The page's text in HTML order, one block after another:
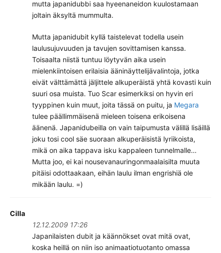
mutta japanidubbi saa hyeenaneidon kuulostamaan
joltain äksyltä mummulta.
Mutta japanidubit kyllä taistelevat todella usein
laulusujuvuuden ja tavujen sovittamisen kanssa.
Toisaalta niistä tuntuu löytyvän aika usein
mielenkiintoisen erilaisia ääninäyttelijävalintoja, jotka
eivät välttämättä jäljittele alkuperäistä yhtä kovasti kuin
suuri osa muista. Tuo Scar esimerkiksi on hyvin eri
tyyppinen kuin muut, joita tässä on puitu, ja Megara
tulee päällimmäisenä mieleen toisena erikoisena
äänenä. Japanidubeilla on vain taipumusta välillä lisäillä
joku tosi cool säe suoraan alkuperäisistä lyriikoista,
mikä on aika tappava isku kappaleen tunnelmalle…
Mutta joo, ei kai nousevanauringonmaalaisilta muuta
pitäisi odottaakaan, eihän laulu ilman engrishiä ole
mikään laulu. =)
Cilla
12.12.2009 17:26
Japanilaisten dubit ja käännökset ovat mitä ovat,
koska heillä on niin iso animaatiotuotanto omassa